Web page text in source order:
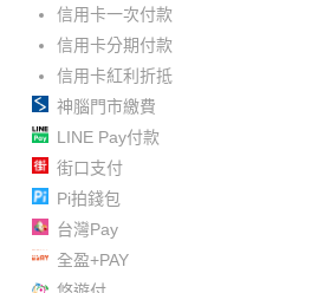
信用卡一次付款
信用卡分期付款
信用卡紅利折抵
神腦門市繳費
LINE Pay付款
街口支付
Pi拍錢包
台灣Pay
全盈+PAY